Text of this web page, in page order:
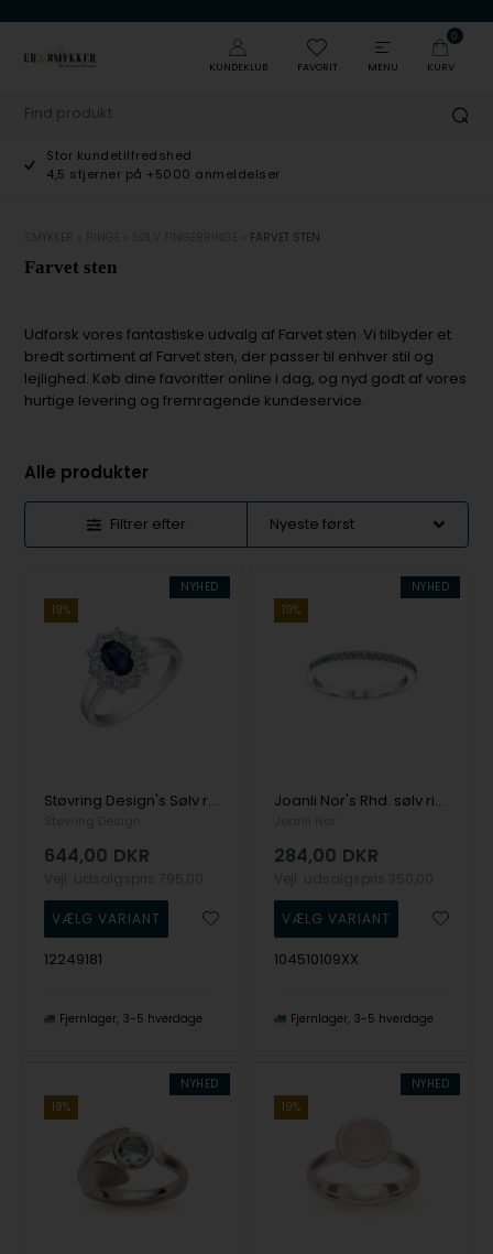
KUNDEKLUB FAVORIT MENU
0
KURV
Stor kundetilfredshed
4,5 stjerner på +5000 anmeldelser
FARVET STEN
Farvet sten
Udforsk vores fantastiske udvalg af Farvet sten. Vi tilbyder et
bredt sortiment af Farvet sten, der passer til enhver stil og
lejlighed. Køb dine favoritter online i dag, og nyd godt af vores
hurtige levering og fremragende kundeservice.
Alle produkter
Filtrer efter
NYHED
19%
Støvring Design's Sølv ring med safir og zirkonia
644,00 DKR
12249181
Fjernlager 3-5 hverdage
NYHED
19%
Joanli Nor's Rhd. sølv ring lyseblå cz HELLENOR Str.50
284,00 DKR
104510109XX
Fjernlager 3-5 hverdage
NYHED
19%
NYHED
19%